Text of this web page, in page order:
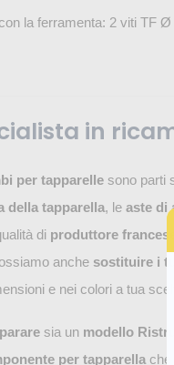
la ferramenta: 2 viti TF
in
per tapparelle sono parti
della tapparella, le aste di
di produttore
anche sostituire i
e nei colori a tua
sia un modello
per tapparella